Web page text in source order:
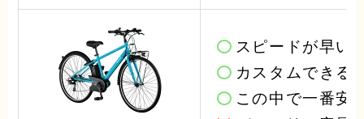
スピードが早い
カスタムできる
この中で一番安